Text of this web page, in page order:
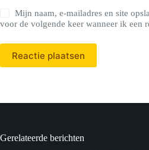
Mijn naam, e-mailadres en site
voor de volgende keer wanneer ik een
Reactie plaatsen
Gerelateerde berichten